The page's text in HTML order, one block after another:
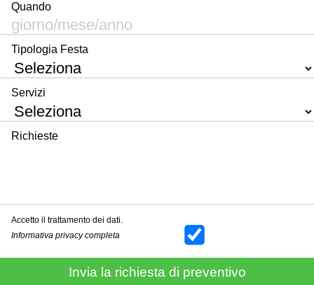
Quando
Tipologia Festa
Servizi
Richieste
Accetto il trattamento dei dati.
Informativa privacy completa